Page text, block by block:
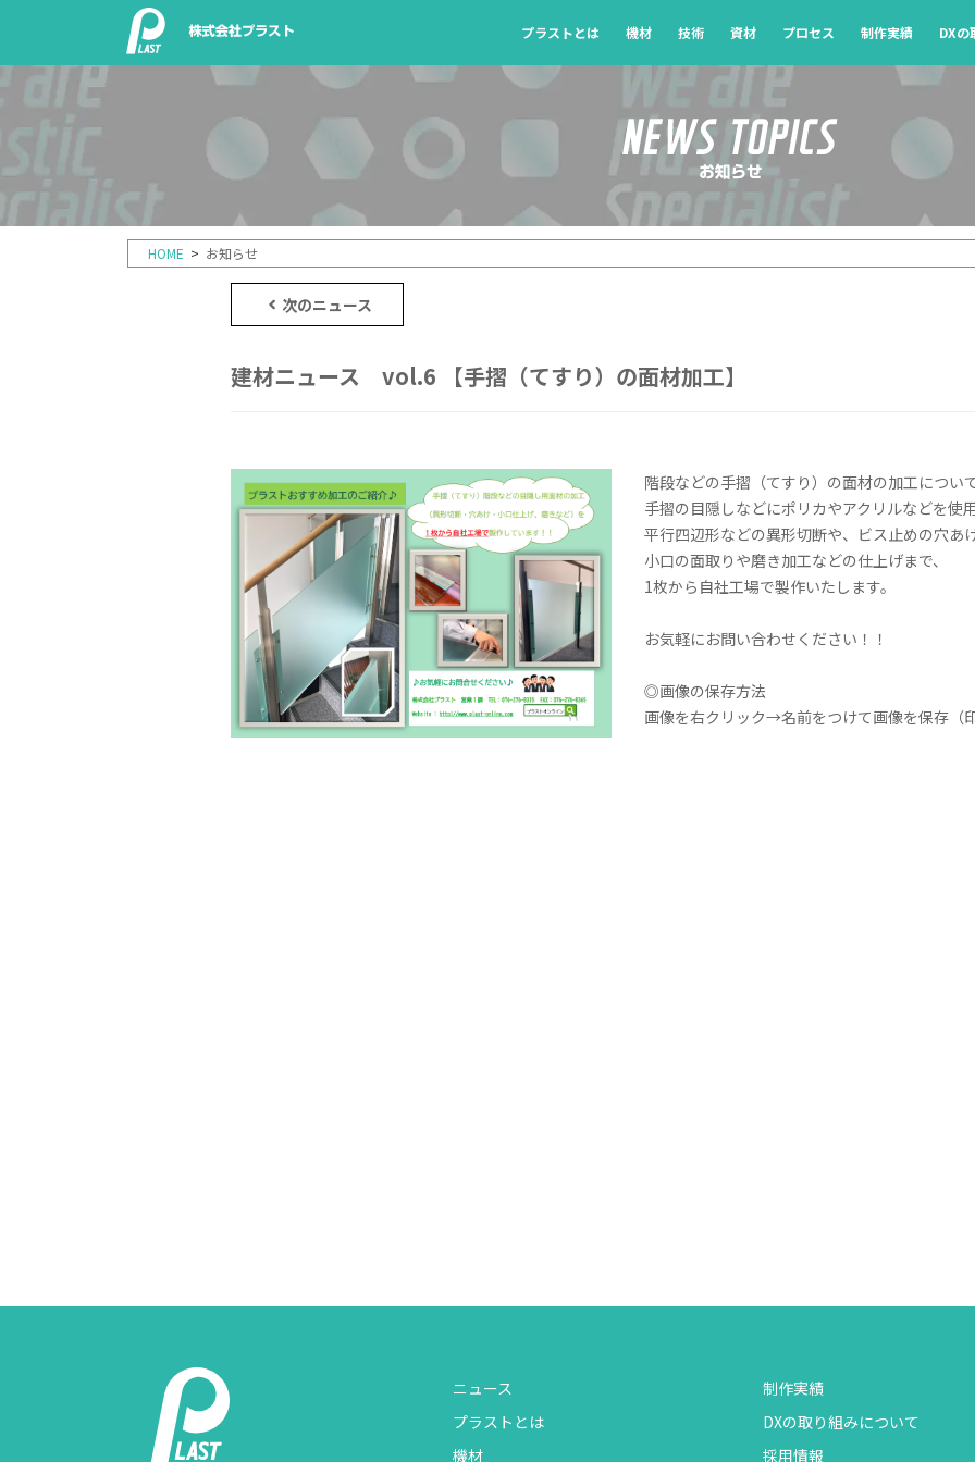
プラストとは 機材 技術 資材 プロセス 制作実績 DXの
HOME お知らせ
次のニュース
建材ニュース vol.6 【手摺（てすり）の面材加工】
階段などの手摺（てすり）の面材の加工につい
手摺の目隠しなどにポリカやアクリルなどを使
平行四辺形などの異形切断や、ビス止めの穴あけ
小口の面取りや磨き加工などの仕上げまで、
1枚から自社工場で製作いたします。
お気軽にお問い合わせください！！
◎画像の保存方法
画像を右クリック→名前をつけて画像を保存（
ニュース
プラストとは
機材
制作実績
DXの取り組みについて
採用情報